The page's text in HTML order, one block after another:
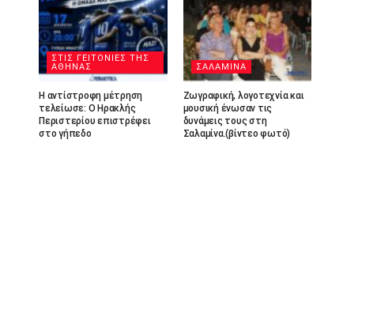
ΣΤΙΣ ΓΕΙΤΟΝΙΕΣ ΤΗΣ
ΑΘΗΝΑΣ
Η αντίστροφη μέτρηση
τελείωσε: Ο Ηρακλής
Περιστερίου επιστρέφει
στο γήπεδο
ΣΑΛΑΜΙΝΑ
Ζωγραφική, λογοτεχνία και
μουσική ένωσαν τις
δυνάμεις τους στη
Σαλαμίνα.(βίντεο φωτό)